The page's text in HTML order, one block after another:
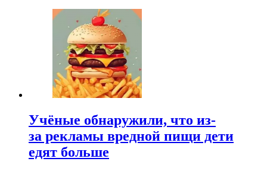
Учёные обнаружили, что из-
за рекламы вредной пищи дети
едят больше